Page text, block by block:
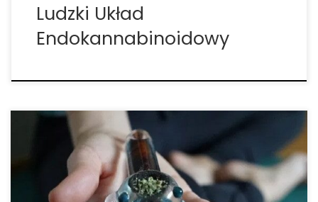
Ludzki Układ
Endokannabinoidowy
Joga i marihuana mają niezwykle podobny kojący,
energetyzujący i duchowy wpływ na ludzkie ciało.
Nic więc dziwnego, że jogini przez lata łączyli te dwie